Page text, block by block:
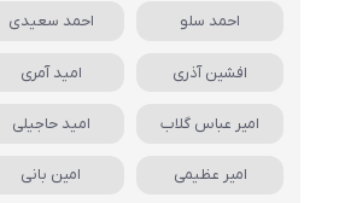
احمد سلو احمد سعیدی
افشین آذری امید آمری
امیر عباس گلاب امید حاجیلی
امیر عظیمی امین بانی